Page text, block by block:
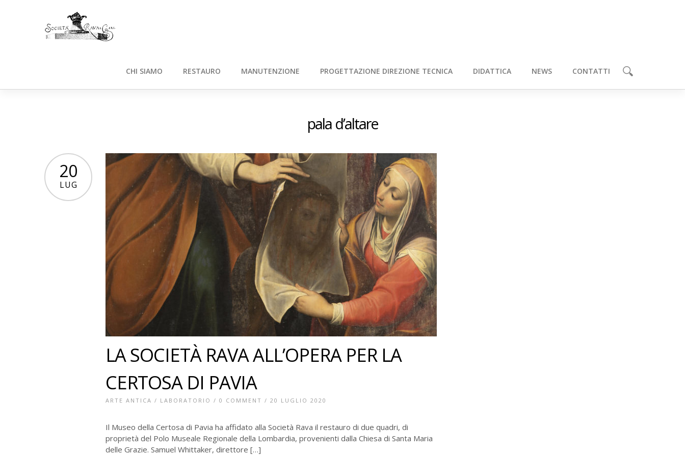
CHI SIAMO RESTAURO MANUTENZIONE PROGETTAZIONE DIREZIONE TECNICA DIDATTICA NEWS CONTATTI
pala d’altare
20
LUG
LA SOCIETÀ RAVA ALL’OPERA PER LA
CERTOSA DI PAVIA
ARTE ANTICA / LABORATORIO / 0 COMMENT / 20 LUGLIO 2020
Il Museo della Certosa di Pavia ha affidato alla Società Rava il restauro di due quadri, di
proprietà del Polo Museale Regionale della Lombardia, provenienti dalla Chiesa di Santa Maria
delle Grazie. Samuel Whittaker, direttore […]